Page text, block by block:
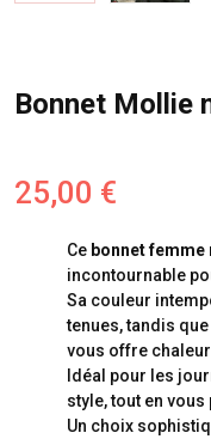
Bonnet Mollie
25,00 €
Ce bonnet femme
incontournable
Sa couleur
tenues, tandis
vous offre
Idéal pour les
style, tout en
Un choix